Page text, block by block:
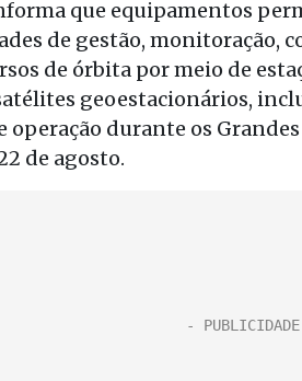
que equipamentos
de gestão, monitoração,
de órbita por meio de
geoestacionários,
operação durante os
de agosto.